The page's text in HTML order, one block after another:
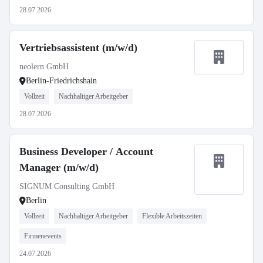
28.07.2026
Vertriebsassistent (m/w/d)
neolern GmbH
Berlin-Friedrichshain
Vollzeit Nachhaltiger Arbeitgeber
28.07.2026
Business Developer / Account
Manager (m/w/d)
SIGNUM Consulting GmbH
Berlin
Vollzeit Nachhaltiger Arbeitgeber Flexible Arbeitszeiten
Firmenevents
24.07.2026